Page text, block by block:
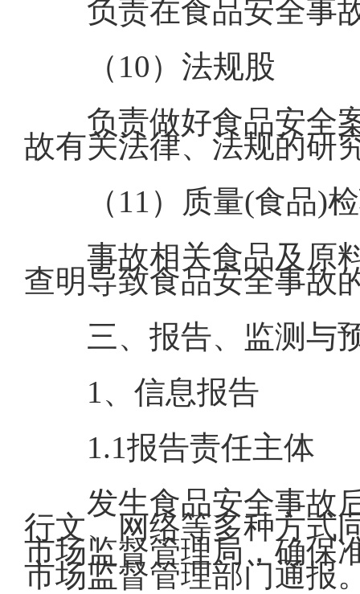
负责在食品安全事
（10）法规股
负责做好食品安全
故有关法律、法规的研
（11）质量(食品)
事故相关食品及原
查明导致食品安全事故
三、报告、监测与
1、信息报告
1.1报告责任主体
发生食品安全事故
行文、网络等多种方式
市场监督管理局，确保
市场监督管理部门通报